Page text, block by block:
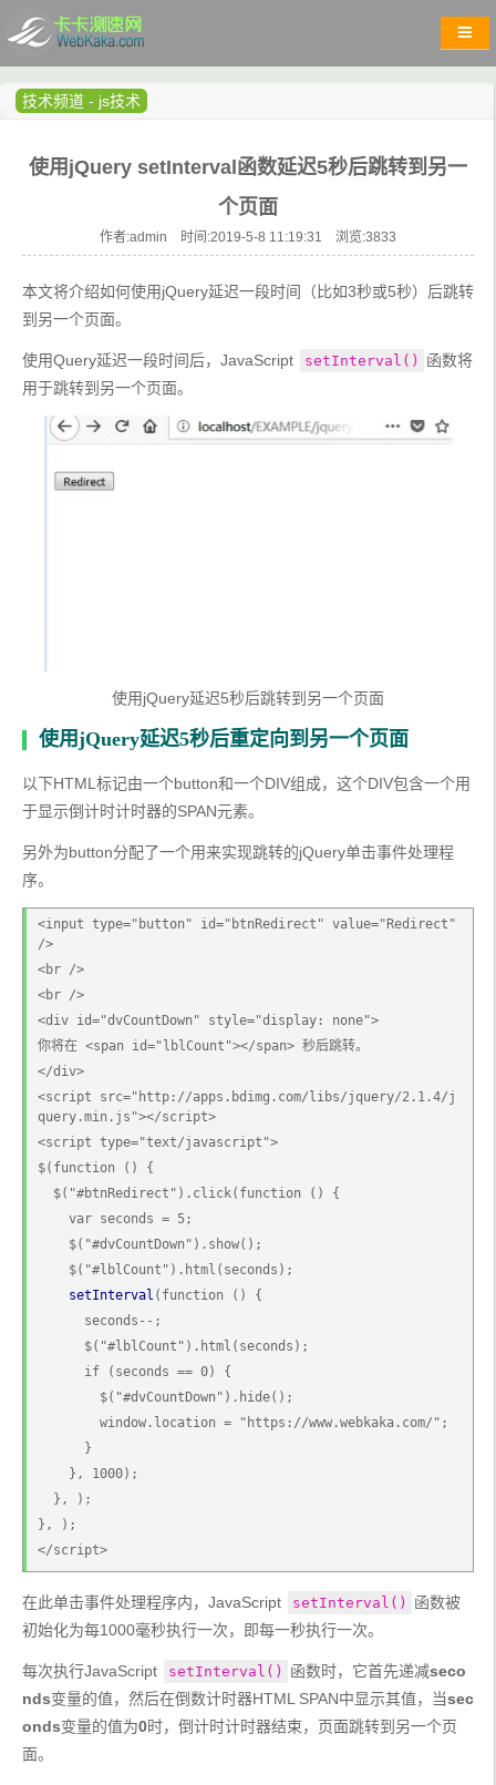
技术频道 - js技术
使用jQuery setInterval函数延迟5秒后跳转到另一
个页面
作者:admin 时间:2019-5-8 11:19:31 浏览:3833
本文将介绍如何使用jQuery延迟一段时间（比如3秒或5秒）后跳转
到另一个页面。
使用Query延迟一段时间后，JavaScript setInterval()
函数将
用于跳转到另一个页面。
使用jQuery延迟5秒后跳转到另一个页面
使用jQuery延迟5秒后重定向到另一个页面
以下HTML标记由一个button和一个DIV组成，这个DIV包含一个用
于显示倒计时计时器的SPAN元素。
另外为button分配了一个用来实现跳转的jQuery单击事件处理程
序。
<input type="button" id="btnRedirect" value="Redirect"
/>
<br />
<br />
<div id="dvCountDown" style="display: none">
你将在 <span id="lblCount"></span> 秒后跳转。
</div>
<script src="http://apps.bdimg.com/libs/jquery/2.1.4/j
query.min.js"></script>
<script type="text/javascript">
$(function () {
$("#btnRedirect").click(function () {
var seconds = 5;
$("#dvCountDown").show();
$("#lblCount").html(seconds);
setInterval (function () {
seconds--;
$("#lblCount").html(seconds);
if (seconds == 0) {
$("#dvCountDown").hide();
window.location = "https://www.webkaka.com/";
}
}, 1000);
}, );
}, );
</script>
在此单击事件处理程序内，JavaScript setInterval()
函数被
初始化为每1000毫秒执行一次，即每一秒执行一次。
每次执行JavaScript setInterval() 函数时，它首先递减seco
nds变量的值，然后在倒数计时器HTML SPAN中显示其值，当sec
onds变量的值为0时，倒计时计时器结束，页面跳转到另一个页
面。